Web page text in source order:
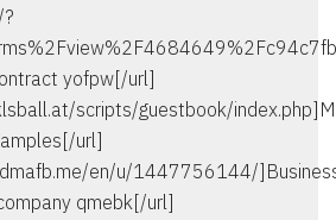
yofpw[/url]
scripts/guestbook/
url]
en/u/1447756144/
qmebk[/url]